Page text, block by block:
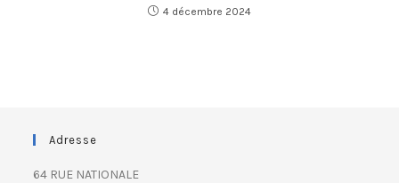
4 décembre 2024
Adresse
64 RUE NATIONALE